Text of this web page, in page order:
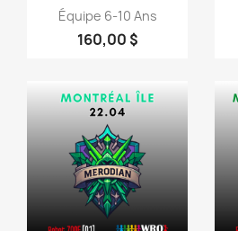
Aperçu rapide
Équipe 6-10 Ans
160,00 $